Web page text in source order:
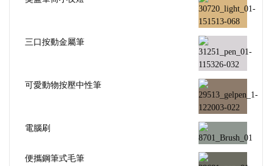
三口按動金屬筆
可愛動物按壓中性筆
電腦刷
便攜鋼筆式毛筆